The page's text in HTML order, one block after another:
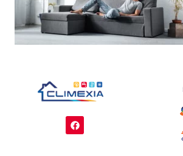
F
a
c